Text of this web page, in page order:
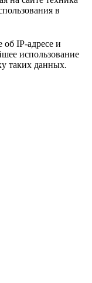
в
IP-адресе и
использование
таких данных.